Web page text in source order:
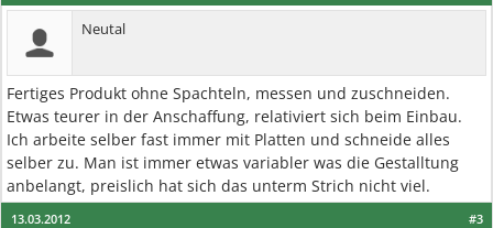
Neutal
Fertiges Produkt ohne Spachteln, messen und zuschneiden.
Etwas teurer in der Anschaffung, relativiert sich beim Einbau.
Ich arbeite selber fast immer mit Platten und schneide alles
selber zu. Man ist immer etwas variabler was die Gestalltung
anbelangt, preislich hat sich das unterm Strich nicht viel.
#3
13.03.2012